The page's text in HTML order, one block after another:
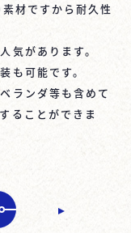
材ですから耐久性
気があります。
も可能です。
ランダ等も含めて
ることができま